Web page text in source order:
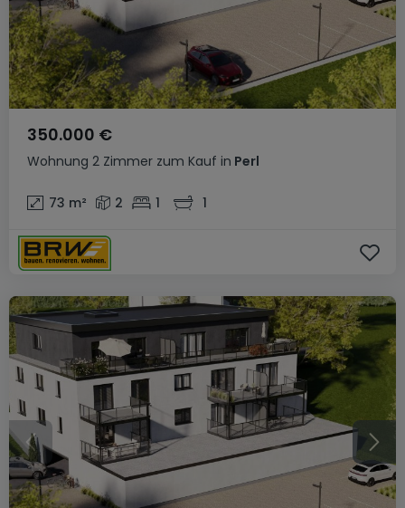
Wohnung 2 Zimmer zum Kauf in Perl
350.000 €
73 m² 2 1 1